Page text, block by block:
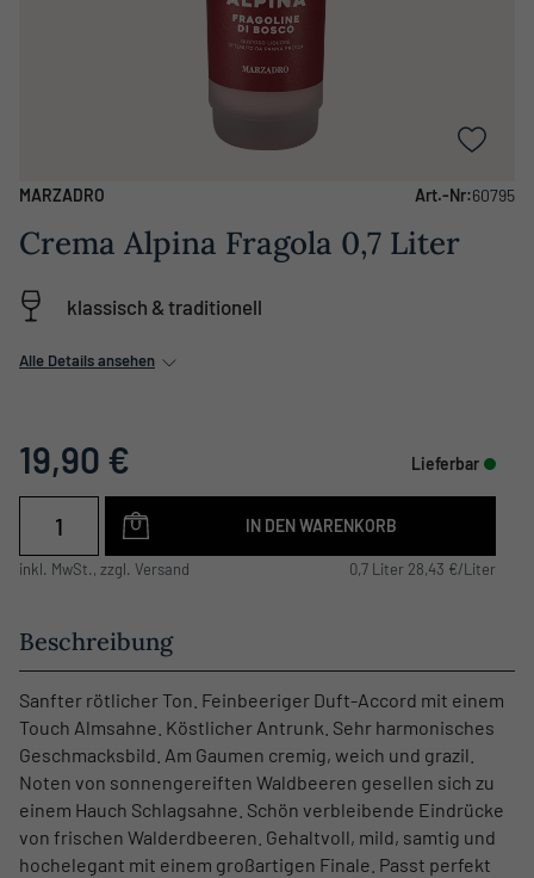
MARZADRO Art.-Nr:60795
Crema Alpina Fragola 0,7 Liter
klassisch & traditionell
Alle Details ansehen
19,90 € Lieferbar
IN DEN WARENKORB
inkl. MwSt., zzgl. Versand 0,7 Liter 28,43 €/Liter
Beschreibung
Sanfter rötlicher Ton. Feinbeeriger Duft-Accord mit einem
Touch Almsahne. Köstlicher Antrunk. Sehr harmonisches
Geschmacksbild. Am Gaumen cremig, weich und grazil.
Noten von sonnengereiften Waldbeeren gesellen sich zu
einem Hauch Schlagsahne. Schön verbleibende Eindrücke
von frischen Walderdbeeren. Gehaltvoll, mild, samtig und
hochelegant mit einem großartigen Finale. Passt perfekt